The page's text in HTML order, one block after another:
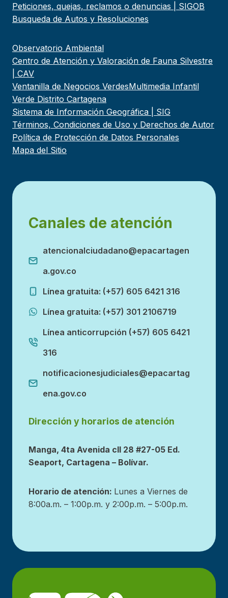
Peticiones, quejas, reclamos o denuncias | SIGOB
Busqueda de Autos y Resoluciones
Observatorio Ambiental
Centro de Atención y Valoración de Fauna Silvestre
| CAV
Ventanilla de Negocios VerdesMultimedia Infantil
Verde Distrito Cartagena
Sistema de Información Geográfica | SIG
Términos, Condiciones de Uso y Derechos de Autor
Política de Protección de Datos Personales
Mapa del Sitio
Canales de atención
atencionalciudadano@epacartagen
a.gov.co
Línea gratuita: (+57) 605 6421 316
Línea gratuita: (+57) 301 2106719
Línea anticorrupción (+57) 605 6421
316
notificacionesjudiciales@epacartag
ena.gov.co
Dirección y horarios de atención
Manga, 4ta Avenida cll 28 #27-05 Ed.
Seaport, Cartagena – Bolívar.
Horario de atención: Lunes a Viernes de
8:00a.m. – 1:00p.m. y 2:00p.m. – 5:00p.m.